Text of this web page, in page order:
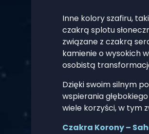
Inne kolory szafiru,
czakrą splotu
związane z czakrą
kamienie o wysokich
osobistą
Dzięki swoim silnym
wspierania
wiele korzyści, w tym
Czakra Korony –